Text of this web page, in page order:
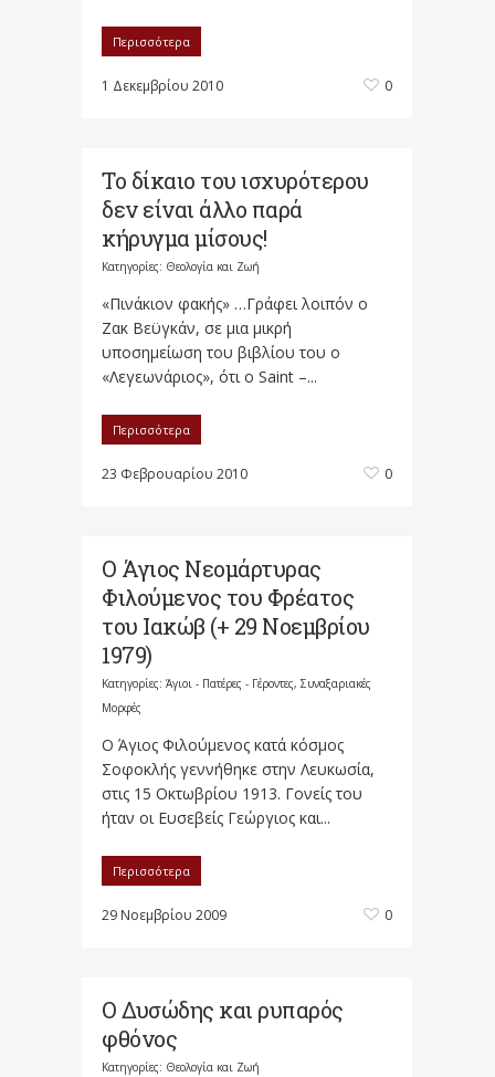
Περισσότερα
1 Δεκεμβρίου 2010 0
Το δίκαιο του ισχυρότερου
δεν είναι άλλο παρά
κήρυγμα μίσους!
Κατηγορίες: Θεολογία και Ζωή
«Πινάκιον φακής» …Γράφει λοιπόν ο
Ζακ Βεϋγκάν, σε μια μικρή
υποσημείωση του βιβλίου του ο
«Λεγεωνάριος», ότι ο Saint –...
Περισσότερα
23 Φεβρουαρίου 2010 0
Ο Άγιος Νεομάρτυρας
Φιλούμενος του Φρέατος
του Ιακώβ (+ 29 Νοεμβρίου
1979)
Κατηγορίες: Άγιοι - Πατέρες - Γέροντες, Συναξαριακές
Μορφές
Ο Άγιος Φιλούμενος κατά κόσμος
Σοφοκλής γεννήθηκε στην Λευκωσία,
στις 15 Οκτωβρίου 1913. Γονείς του
ήταν οι Ευσεβείς Γεώργιος και...
Περισσότερα
29 Νοεμβρίου 2009 0
Ο Δυσώδης και ρυπαρός
φθόνος
Κατηγορίες: Θεολογία και Ζωή